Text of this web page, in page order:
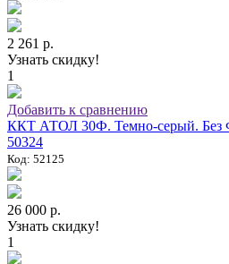
2 261 р.
Узнать скидку!
1
Добавить к сравнению
ККТ АТОЛ 30Ф. Темно-серый. Без
50324
Код: 52125
26 000 р.
Узнать скидку!
1